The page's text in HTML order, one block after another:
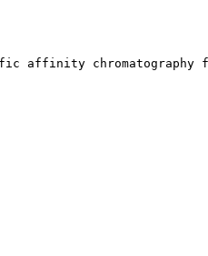
affinity chromatography